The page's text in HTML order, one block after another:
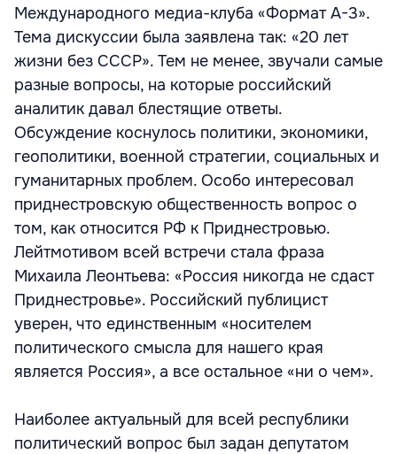
Международного медиа-клуба «Формат А-3».
Тема дискуссии была заявлена так: «20 лет
жизни без СССР». Тем не менее, звучали самые
разные вопросы, на которые российский
аналитик давал блестящие ответы.
Обсуждение коснулось политики, экономики,
геополитики, военной стратегии, социальных и
гуманитарных проблем. Особо интересовал
приднестровскую общественность вопрос о
том, как относится РФ к Приднестровью.
Лейтмотивом всей встречи стала фраза
Михаила Леонтьева: «Россия никогда не сдаст
Приднестровье». Российский публицист
уверен, что единственным «носителем
политического смысла для нашего края
является Россия», а все остальное «ни о чем».
Наиболее актуальный для всей республики
политический вопрос был задан депутатом